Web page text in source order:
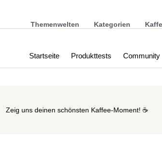
Themenwelten Kategorien
Startseite Produkttests Community
Zeig uns deinen schönsten Kaffee-Moment! ☕